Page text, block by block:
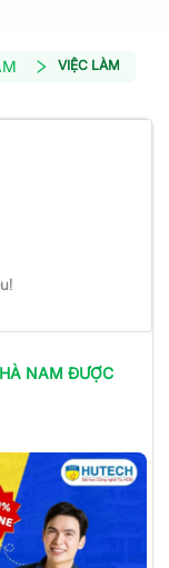
VIỆC LÀM
NAM ĐƯỢC